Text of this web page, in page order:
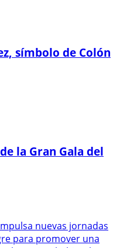
símbolo de Colón
la Gran Gala del